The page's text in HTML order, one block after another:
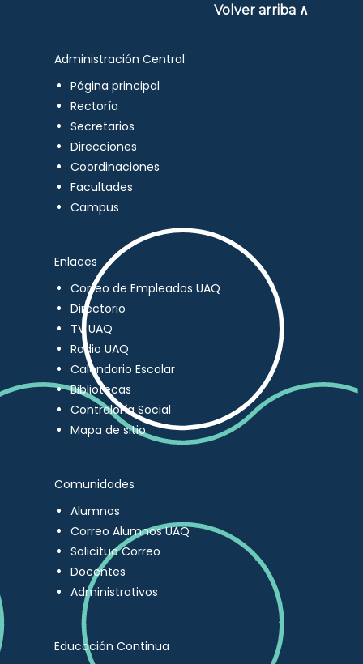
Volver arriba ∧
Administración Central
Página principal
Rectoría
Secretarios
Direcciones
Coordinaciones
Facultades
Campus
Enlaces
Correo de Empleados UAQ
Directorio
TV UAQ
Radio UAQ
Calendario Escolar
Bibliotecas
Contraloría Social
Mapa de sitio
Comunidades
Alumnos
Correo Alumnos UAQ
Solicitud Correo
Docentes
Administrativos
Educación Continua